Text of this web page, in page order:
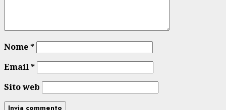
Nome*
Email*
Sito web